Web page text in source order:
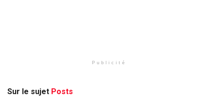
Publicité
Sur le sujet Posts